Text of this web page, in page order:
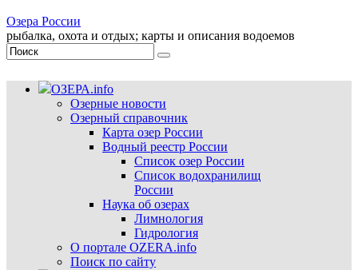
Озера России
рыбалка, охота и отдых; карты и описания водоемов
ОЗЕРА.info
Озерные новости
Озерный справочник
Карта озер России
Водный реестр России
Список озер России
Список водохранилищ
России
Наука об озерах
Лимнология
Гидрология
О портале OZERA.info
Поиск по сайту